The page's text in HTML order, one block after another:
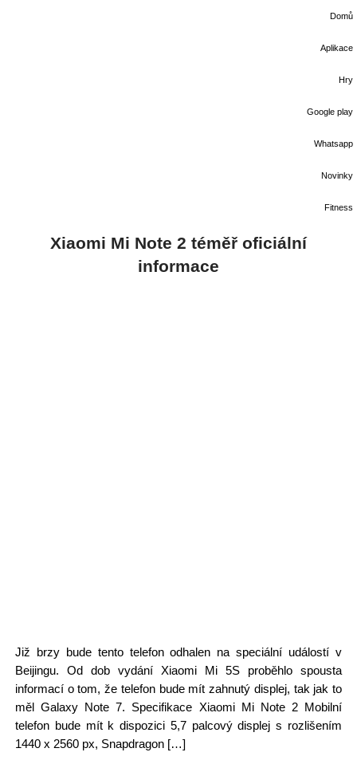
Domů
Aplikace
Hry
Google play
Whatsapp
Novinky
Fitness
Xiaomi Mi Note 2 téměř oficiální
informace
Již brzy bude tento telefon odhalen na speciální událostí v
Beijingu. Od dob vydání Xiaomi Mi 5S proběhlo spousta
informací o tom, že telefon bude mít zahnutý displej, tak jak to
měl Galaxy Note 7. Specifikace Xiaomi Mi Note 2 Mobilní
telefon bude mít k dispozici 5,7 palcový displej s rozlišením
1440 x 2560 px, Snapdragon […]